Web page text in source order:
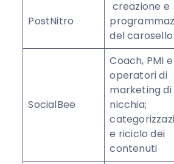
PostNitro
creazione e
del carosello
SocialBee
Coach, PMI e
operatori di
marketing di
nicchia;
e riciclo dei
contenuti